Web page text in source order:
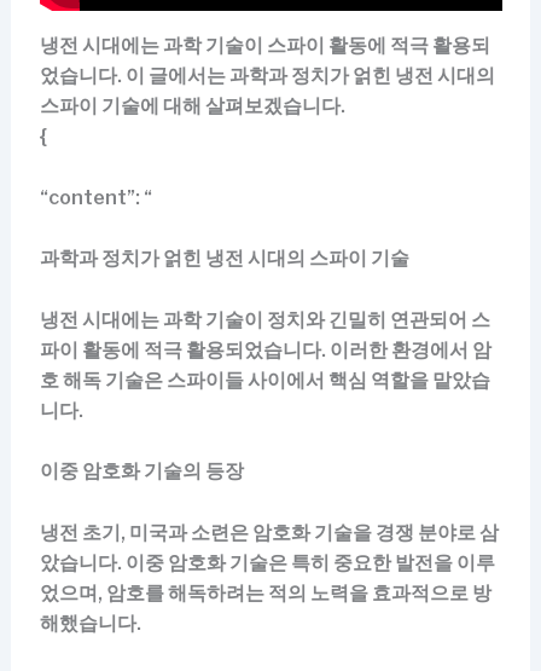
냉전 시대에는 과학 기술이 스파이 활동에 적극 활용되
었습니다. 이 글에서는 과학과 정치가 얽힌 냉전 시대의
스파이 기술에 대해 살펴보겠습니다.
{
“content”: “
과학과 정치가 얽힌 냉전 시대의 스파이 기술
냉전 시대에는 과학 기술이 정치와 긴밀히 연관되어 스
파이 활동에 적극 활용되었습니다. 이러한 환경에서 암
호 해독 기술은 스파이들 사이에서 핵심 역할을 맡았습
니다.
이중 암호화 기술의 등장
냉전 초기, 미국과 소련은 암호화 기술을 경쟁 분야로 삼
았습니다. 이중 암호화 기술은 특히 중요한 발전을 이루
었으며, 암호를 해독하려는 적의 노력을 효과적으로 방
해했습니다.